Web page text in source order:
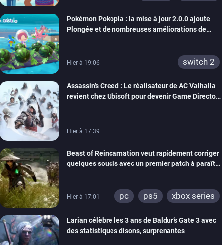
Pokémon Pokopia : la mise à jour 2.0.0 ajoute
Plongée et de nombreuses améliorations de
Hier à 19:06 switch 2
Assassin’s Creed : Le réalisateur de AC Valhalla
revient chez Ubisoft pour devenir Game Director
Hier à 17:39
Beast of Reincarnation veut rapidement corriger
quelques soucis avec un premier patch à paraître
Hier à 17:01 pc ps5 xbox series
Larian célèbre les 3 ans de Baldur’s Gate 3 avec
des statistiques disons, surprenantes